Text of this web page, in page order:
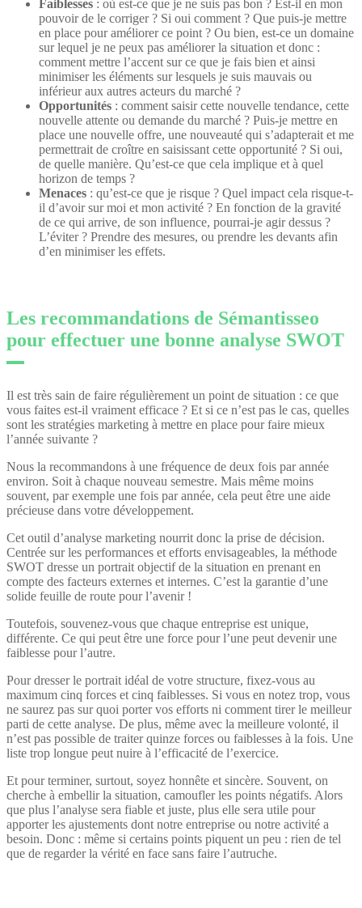
Faiblesses : où est-ce que je ne suis pas bon ? Est-il en mon
pouvoir de le corriger ? Si oui comment ? Que puis-je mettre
en place pour améliorer ce point ? Ou bien, est-ce un domaine
sur lequel je ne peux pas améliorer la situation et donc :
comment mettre l’accent sur ce que je fais bien et ainsi
minimiser les éléments sur lesquels je suis mauvais ou
inférieur aux autres acteurs du marché ?
Opportunités : comment saisir cette nouvelle tendance, cette
nouvelle attente ou demande du marché ? Puis-je mettre en
place une nouvelle offre, une nouveauté qui s’adapterait et me
permettrait de croître en saisissant cette opportunité ? Si oui,
de quelle manière. Qu’est-ce que cela implique et à quel
horizon de temps ?
Menaces : qu’est-ce que je risque ? Quel impact cela risque-t-
il d’avoir sur moi et mon activité ? En fonction de la gravité
de ce qui arrive, de son influence, pourrai-je agir dessus ?
L’éviter ? Prendre des mesures, ou prendre les devants afin
d’en minimiser les effets.
Les recommandations de Sémantisseo
pour effectuer une bonne analyse SWOT
Il est très sain de faire régulièrement un point de situation : ce que
vous faites est-il vraiment efficace ? Et si ce n’est pas le cas, quelles
sont les stratégies marketing à mettre en place pour faire mieux
l’année suivante ?
Nous la recommandons à une fréquence de deux fois par année
environ. Soit à chaque nouveau semestre. Mais même moins
souvent, par exemple une fois par année, cela peut être une aide
précieuse dans votre développement.
Cet outil d’analyse marketing nourrit donc la prise de décision.
Centrée sur les performances et efforts envisageables, la méthode
SWOT dresse un portrait objectif de la situation en prenant en
compte des facteurs externes et internes. C’est la garantie d’une
solide feuille de route pour l’avenir !
Toutefois, souvenez-vous que chaque entreprise est unique,
différente. Ce qui peut être une force pour l’une peut devenir une
faiblesse pour l’autre.
Pour dresser le portrait idéal de votre structure, fixez-vous au
maximum cinq forces et cinq faiblesses. Si vous en notez trop, vous
ne saurez pas sur quoi porter vos efforts ni comment tirer le meilleur
parti de cette analyse. De plus, même avec la meilleure volonté, il
n’est pas possible de traiter quinze forces ou faiblesses à la fois. Une
liste trop longue peut nuire à l’efficacité de l’exercice.
Et pour terminer, surtout, soyez honnête et sincère. Souvent, on
cherche à embellir la situation, camoufler les points négatifs. Alors
que plus l’analyse sera fiable et juste, plus elle sera utile pour
apporter les ajustements dont notre entreprise ou notre activité a
besoin. Donc : même si certains points piquent un peu : rien de tel
que de regarder la vérité en face sans faire l’autruche.